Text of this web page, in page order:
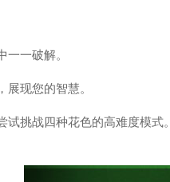
一破解。
现您的智慧。
挑战四种花色的高难度模式。